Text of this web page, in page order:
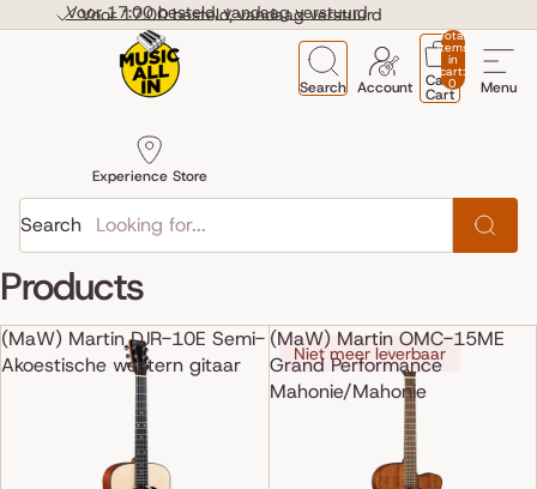
Voor 17:00 besteld, vandaag verstuurd
Voor 17:00 besteld, vandaag verstuurd
Menu
Search
Experience Store
Account
Total
items
in
cart:
0
Cart
Cart
Search
Products
(MaW) Martin DJR-10E Semi-
Akoestische western gitaar
(MaW) Martin OMC-15ME
Grand Performance
Mahonie/Mahonie
Niet meer leverbaar